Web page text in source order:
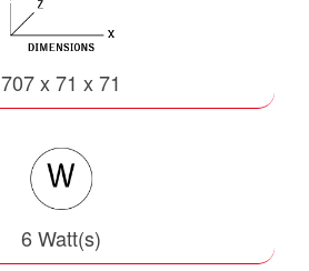
707 x 71 x 71
6 Watt(s)